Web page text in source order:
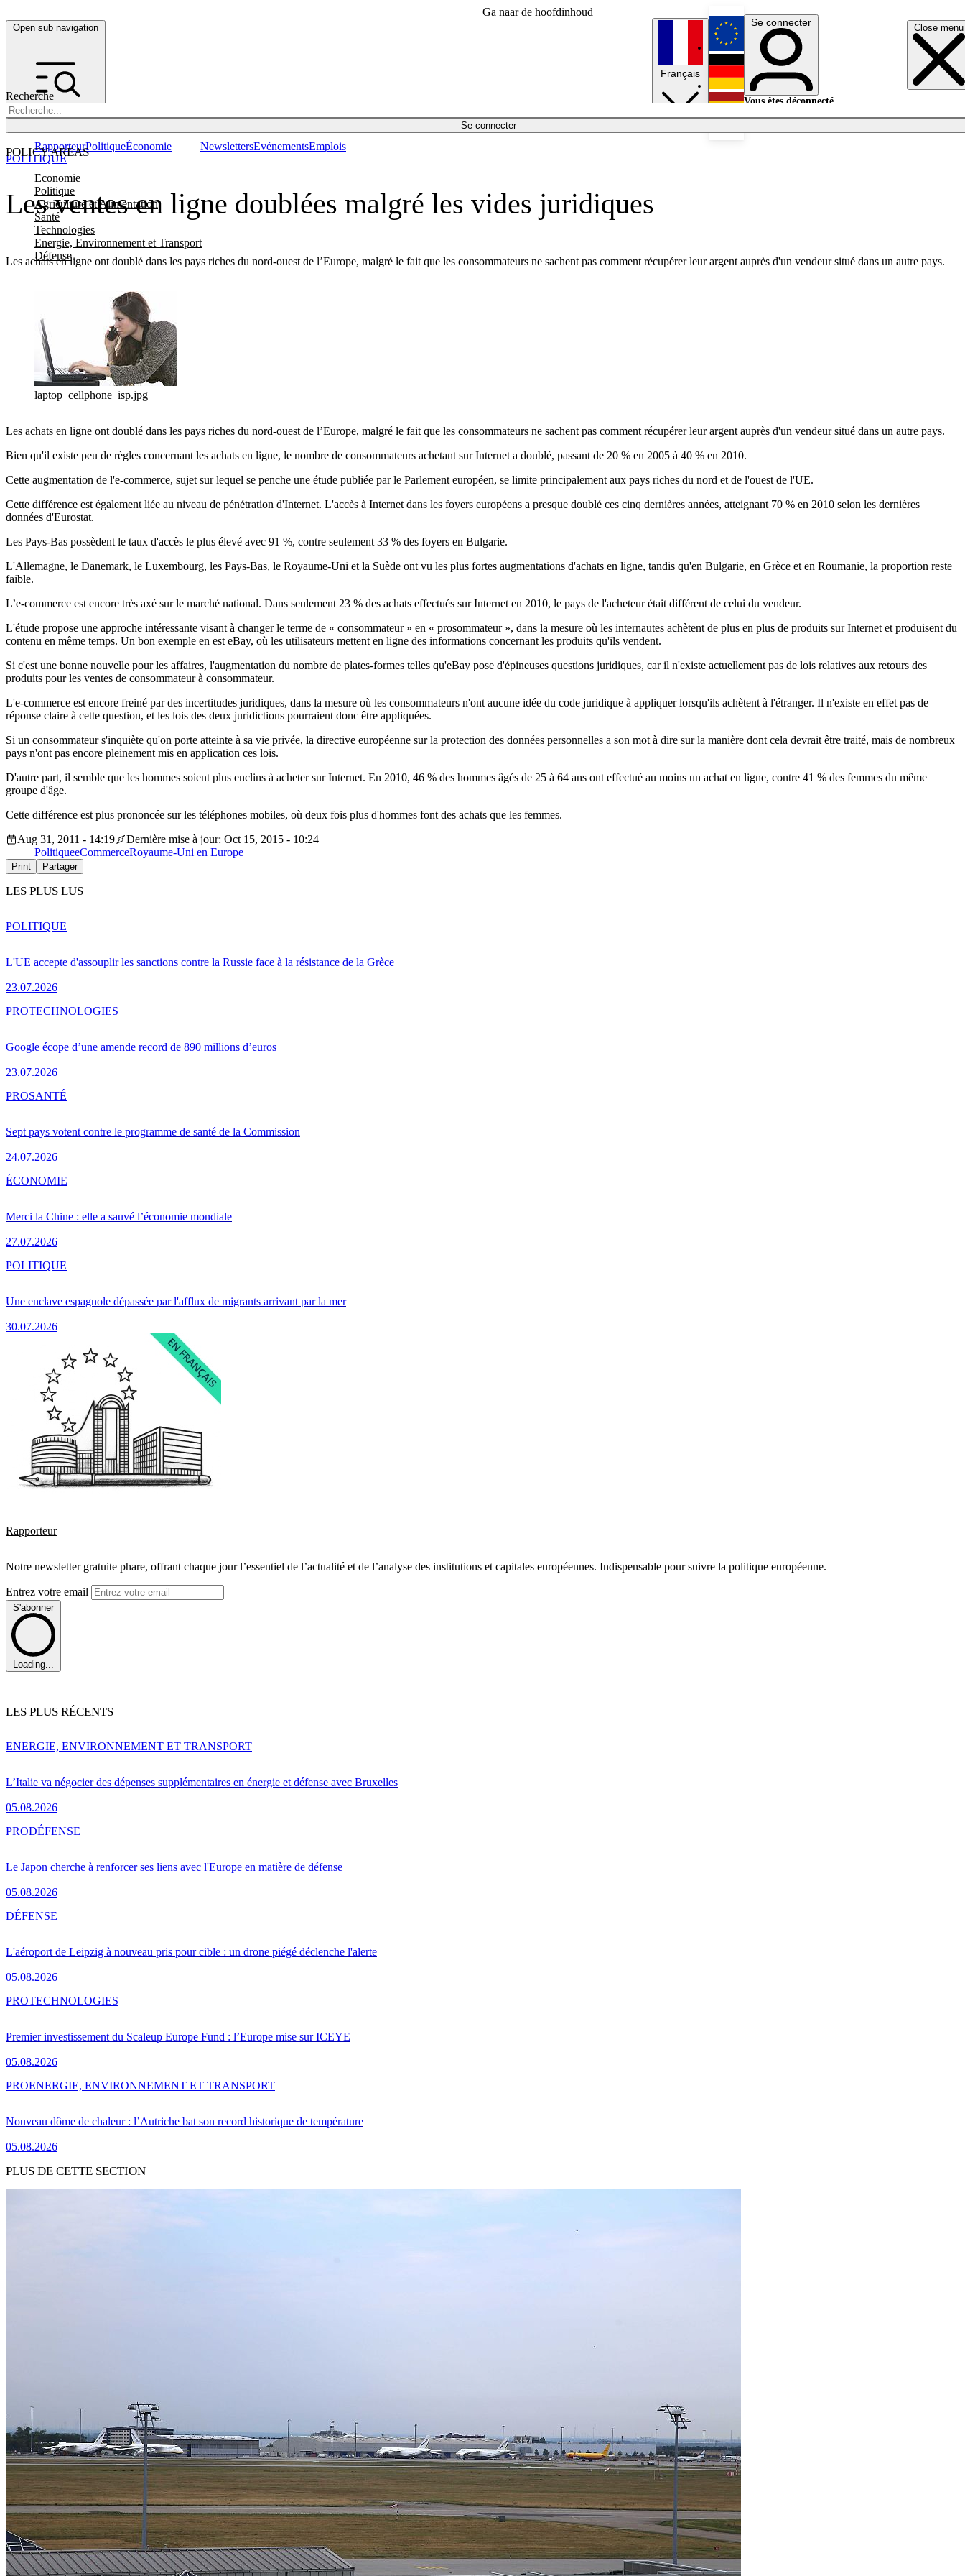
Ga naar de hoofdinhoud
Open sub navigation Close menu
Recherche
Se connecter
POLICY AREAS
Economie
Politique
Agriculture et Alimentation
Santé
Technologies
Energie, Environnement et Transport
Défense
RapporteurPolitiqueÉconomie NewslettersEvénementsEmplois
Français
English
Deutsch
Se connecter
Vous êtes déconnecté.
Les ventes en ligne doublées malgré les vides juridiques
Les achats en ligne ont doublé dans les pays riches du nord-ouest de l’Europe, malgré le fait que les consommateurs ne sachent pas comment récupérer leur argent auprès d'un vendeur situé dans un autre pays.
POLITIQUE
laptop_cellphone_isp.jpg
Les achats en ligne ont doublé dans les pays riches du nord-ouest de l’Europe, malgré le fait que les consommateurs ne sachent pas comment récupérer leur argent auprès d'un vendeur situé dans un autre pays.
Bien qu'il existe peu de règles concernant les achats en ligne, le nombre de consommateurs achetant sur Internet a doublé, passant de 20 % en 2005 à 40 % en 2010.
Cette augmentation de l'e-commerce, sujet sur lequel se penche une étude publiée par le Parlement européen, se limite principalement aux pays riches du nord et de l'ouest de l'UE.
Cette différence est également liée au niveau de pénétration d'Internet. L'accès à Internet dans les foyers européens a presque doublé ces cinq dernières années, atteignant 70 % en 2010 selon les dernières
données d'Eurostat.
Les Pays-Bas possèdent le taux d'accès le plus élevé avec 91 %, contre seulement 33 % des foyers en Bulgarie.
L'Allemagne, le Danemark, le Luxembourg, les Pays-Bas, le Royaume-Uni et la Suède ont vu les plus fortes augmentations d'achats en ligne, tandis qu'en Bulgarie, en Grèce et en Roumanie, la proportion reste
faible.
L’e-commerce est encore très axé sur le marché national. Dans seulement 23 % des achats effectués sur Internet en 2010, le pays de l'acheteur était différent de celui du vendeur.
L'étude propose une approche intéressante visant à changer le terme de « consommateur » en « prosommateur », dans la mesure où les internautes achètent de plus en plus de produits sur Internet et produisent du
contenu en même temps. Un bon exemple en est eBay, où les utilisateurs mettent en ligne des informations concernant les produits qu'ils vendent.
Si c'est une bonne nouvelle pour les affaires, l'augmentation du nombre de plates-formes telles qu'eBay pose d'épineuses questions juridiques, car il n'existe actuellement pas de lois relatives aux retours des
produits pour les ventes de consommateur à consommateur.
L'e-commerce est encore freiné par des incertitudes juridiques, dans la mesure où les consommateurs n'ont aucune idée du code juridique à appliquer lorsqu'ils achètent à l'étranger. Il n'existe en effet pas de
réponse claire à cette question, et les lois des deux juridictions pourraient donc être appliquées.
Si un consommateur s'inquiète qu'on porte atteinte à sa vie privée, la directive européenne sur la protection des données personnelles a son mot à dire sur la manière dont cela devrait être traité, mais de nombreux
pays n'ont pas encore pleinement mis en application ces lois.
D'autre part, il semble que les hommes soient plus enclins à acheter sur Internet. En 2010, 46 % des hommes âgés de 25 à 64 ans ont effectué au moins un achat en ligne, contre 41 % des femmes du même
groupe d'âge.
Cette différence est plus prononcée sur les téléphones mobiles, où deux fois plus d'hommes font des achats que les femmes.
Aug 31, 2011 - 14:19
Dernière mise à jour: Oct 15, 2015 - 10:24
PolitiqueeCommerceRoyaume-Uni en Europe
Print Partager
LES PLUS LUS
L'UE accepte d'assouplir les sanctions contre la Russie face à la résistance de la Grèce
23.07.2026
POLITIQUE
Google écope d’une amende record de 890 millions d’euros
23.07.2026
PROTECHNOLOGIES
Sept pays votent contre le programme de santé de la Commission
24.07.2026
PROSANTÉ
Merci la Chine : elle a sauvé l’économie mondiale
27.07.2026
ÉCONOMIE
Une enclave espagnole dépassée par l'afflux de migrants arrivant par la mer
30.07.2026
POLITIQUE
Rapporteur
Notre newsletter gratuite phare, offrant chaque jour l’essentiel de l’actualité et de l’analyse des institutions et capitales européennes. Indispensable pour suivre la politique européenne.
Entrez votre email
S'abonner
Loading...
LES PLUS RÉCENTS
L’Italie va négocier des dépenses supplémentaires en énergie et défense avec Bruxelles
05.08.2026
ENERGIE, ENVIRONNEMENT ET TRANSPORT
Le Japon cherche à renforcer ses liens avec l'Europe en matière de défense
05.08.2026
PRODÉFENSE
L'aéroport de Leipzig à nouveau pris pour cible : un drone piégé déclenche l'alerte
05.08.2026
DÉFENSE
Premier investissement du Scaleup Europe Fund : l’Europe mise sur ICEYE
05.08.2026
PROTECHNOLOGIES
Nouveau dôme de chaleur : l’Autriche bat son record historique de température
05.08.2026
PROENERGIE, ENVIRONNEMENT ET TRANSPORT
PLUS DE CETTE SECTION